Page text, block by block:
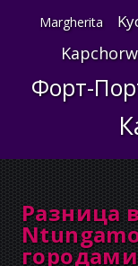
Margherita
Форт-
Разница
городами